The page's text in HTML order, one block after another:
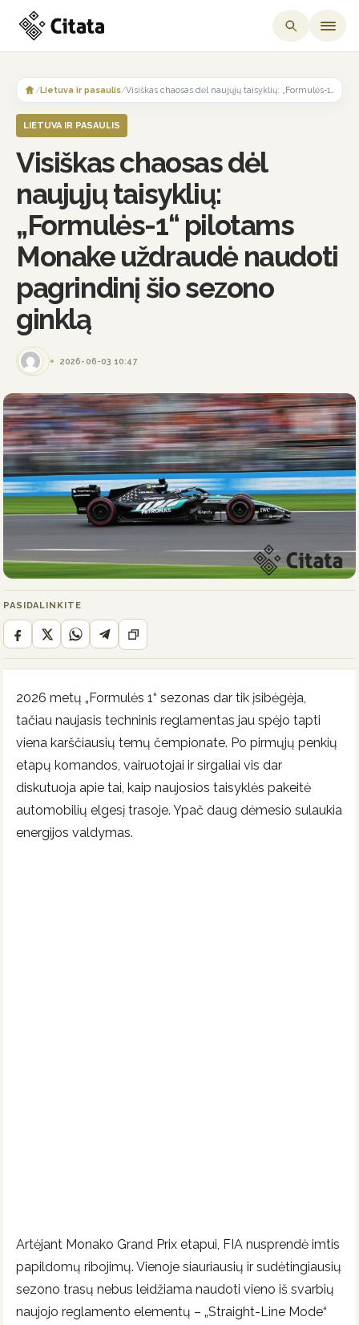
content
/Lietuva ir pasaulis/
LIETUVA IR PASAULIS
Visiškas chaosas dėl
naujųjų taisyklių:
„Formulės-1“ pilotams
Monake uždraudė naudoti
pagrindinį šio sezono
ginklą
2026-06-03 10:47
PASIDALINKITE
2026 metų „Formulės 1“ sezonas dar tik įsibėgėja,
tačiau naujasis techninis reglamentas jau spėjo tapti
viena karščiausių temų čempionate. Po pirmųjų penkių
etapų komandos, vairuotojai ir sirgaliai vis dar
diskutuoja apie tai, kaip naujosios taisyklės pakeitė
automobilių elgesį trasoje. Ypač daug dėmesio sulaukia
energijos valdymas.
Artėjant Monako Grand Prix etapui, FIA nusprendė imtis
papildomų ribojimų. Vienoje siauriausių ir sudėtingiausių
sezono trasų nebus leidžiama naudoti vieno iš svarbių
naujojo reglamento elementų – „Straight-Line Mode“